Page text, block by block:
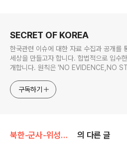
SECRET OF KOREA
한국관련 이슈에 대한 자료 수집과 공개를
세상을 만들고자 합니다. 합법적으로 입수
개합니다. 원칙은 'NO EVIDENCE,NO
jesim56@gmail.com, 안보일때는 구글리
구독하기
북한-군사-위성사진 의 다른 글